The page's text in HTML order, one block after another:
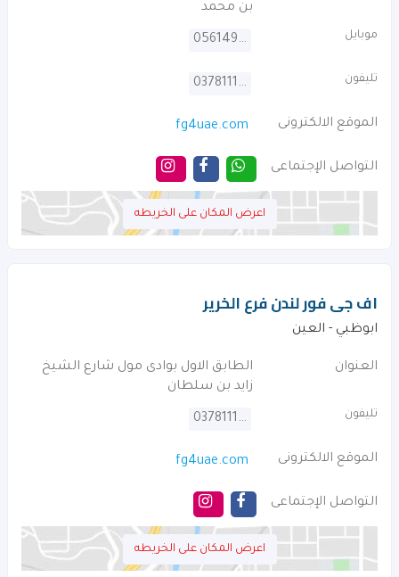
بن محمد
موبايل 0561495241
تليفون 037811100
الموقع الالكترونى fg4uae.com
التواصل الإجتماعى
اعرض المكان على الخريطه
اف جى فور لندن فرع الخرير
ابوظبي - العين
العنوان
الطابق الاول بوادى مول شارع الشيخ
زايد بن سلطان
تليفون 037811100
الموقع الالكترونى fg4uae.com
التواصل الإجتماعى
اعرض المكان على الخريطه